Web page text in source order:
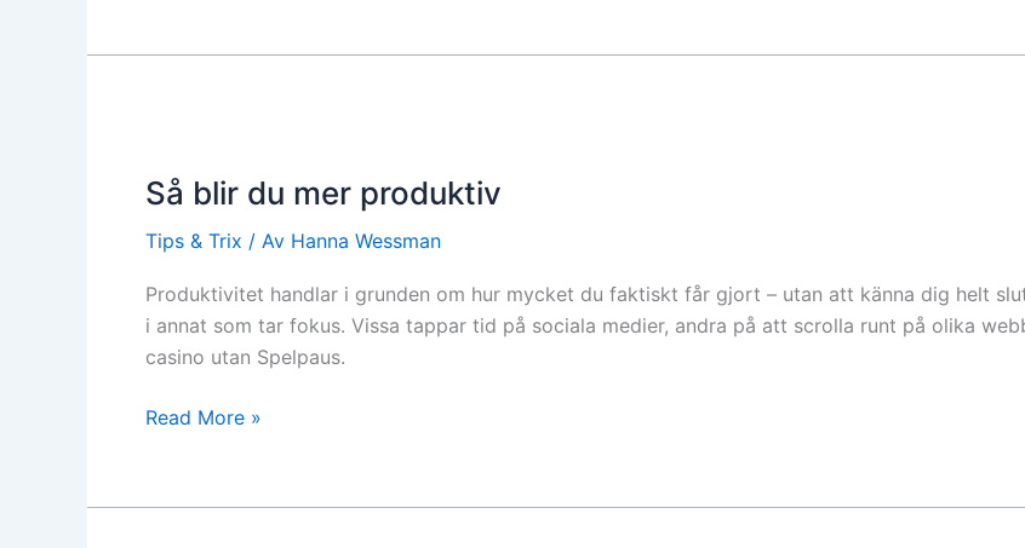
Så blir du mer produktiv
Tips & Trix / Av Hanna Wessman
Produktivitet handlar i grunden om hur mycket du faktiskt får gjort – utan att känna dig helt
i annat som tar fokus. Vissa tappar tid på sociala medier, andra på att scrolla runt på olika
casino utan Spelpaus.
du
produktiv
Read More »